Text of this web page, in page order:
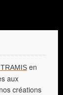
en
aux
créations